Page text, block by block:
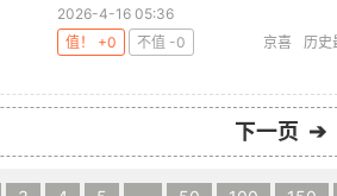
2026-4-16 05:36
值！ +0
不值 -0 京喜
历史
下一页 ➔